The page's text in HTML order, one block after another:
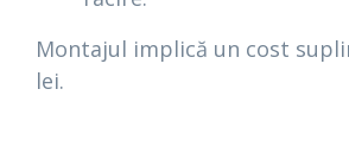
Montajul implică un cost
lei.